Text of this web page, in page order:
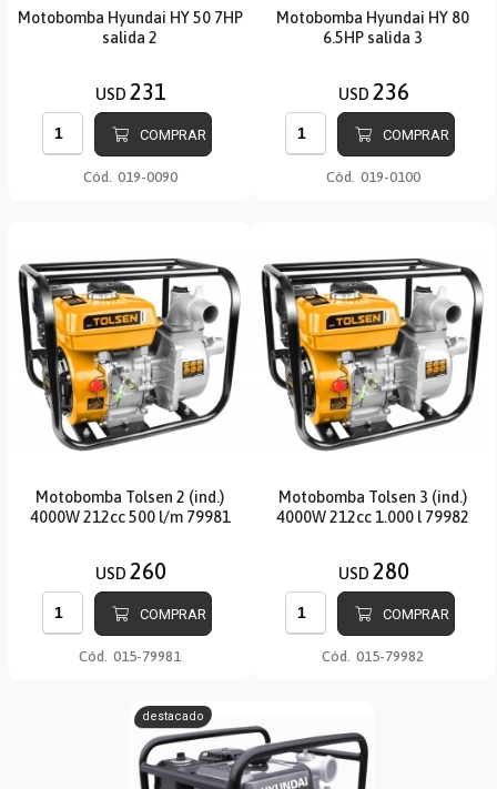
Motobomba Hyundai HY 50 7HP
salida 2
USD 231
COMPRAR
Cód. 019-0090
Motobomba Hyundai HY 80
6.5HP salida 3
USD 236
COMPRAR
Cód. 019-0100
Motobomba Tolsen 2 (ind.)
4000W 212cc 500 l/m 79981
USD 260
COMPRAR
Cód. 015-79981
Motobomba Tolsen 3 (ind.)
4000W 212cc 1.000 l 79982
USD 280
COMPRAR
Cód. 015-79982
destacado